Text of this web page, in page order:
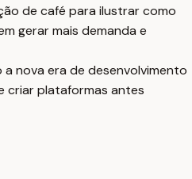
de café para ilustrar como
gerar mais demanda e
nova era de desenvolvimento
criar plataformas antes